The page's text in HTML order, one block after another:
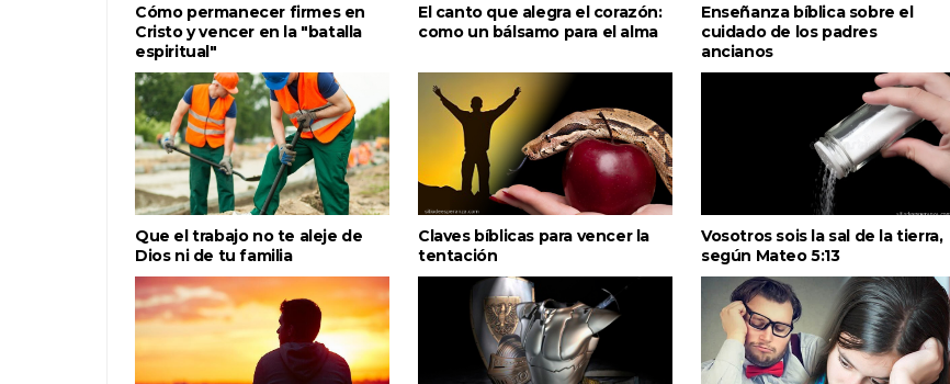
Cómo permanecer firmes en
Cristo y vencer en la "batalla
espiritual"
El canto que alegra el corazón:
como un bálsamo para el alma
Enseñanza bíblica sobre el
cuidado de los padres
ancianos
Que el trabajo no te aleje de
Dios ni de tu familia
Claves bíblicas para vencer la
tentación
Vosotros sois la sal de la tierra,
según Mateo 5:13